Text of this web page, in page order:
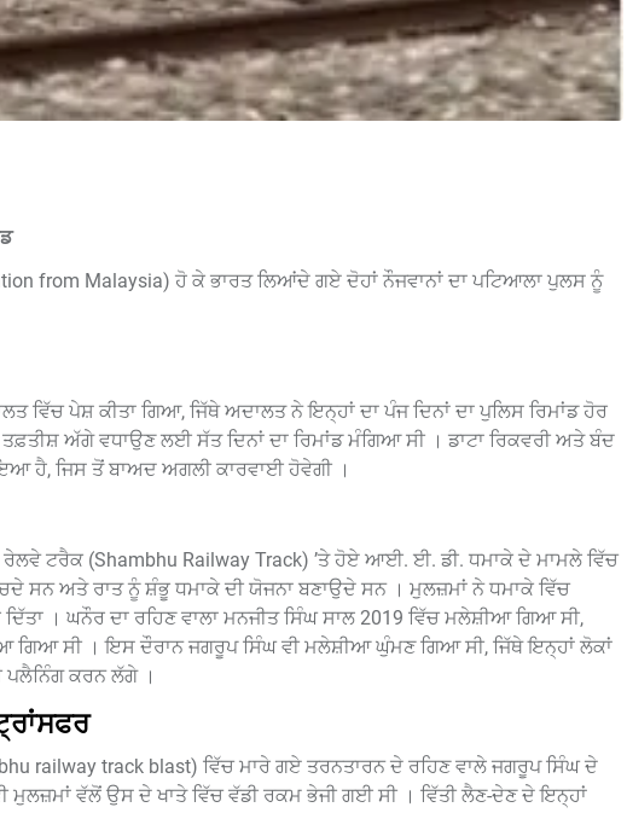
from Malaysia) ਹੋ ਕੇ ਭਾਰਤ ਲਿਆਂਦੇ ਗਏ ਦੋਹਾਂ ਨੌਜਵਾਨਾਂ ਦਾ ਪਟਿਆਲਾ ਪੁਲਸ ਨੂੰ
ਵਿੱਚ ਪੇਸ਼ ਕੀਤਾ ਗਿਆ, ਜਿੱਥੇ ਅਦਾਲਤ ਨੇ ਇਨ੍ਹਾਂ ਦਾ ਪੰਜ ਦਿਨਾਂ ਦਾ ਪੁਲਿਸ ਰਿਮਾਂਡ ਹੋਰ
ਅੱਗੇ ਵਧਾਉਣ ਲਈ ਸੱਤ ਦਿਨਾਂ ਦਾ ਰਿਮਾਂਡ ਮੰਗਿਆ ਸੀ । ਡਾਟਾ ਰਿਕਵਰੀ ਅਤੇ ਬੰਦ
ਹੈ, ਜਿਸ ਤੋਂ ਬਾਅਦ ਅਗਲੀ ਕਾਰਵਾਈ ਹੋਵੇਗੀ ।
ਟਰੈਕ (Shambhu Railway Track) ’ਤੇ ਹੋਏ ਆਈ. ਈ. ਡੀ. ਧਮਾਕੇ ਦੇ ਮਾਮਲੇ ਵਿੱਚ
ਅਤੇ ਰਾਤ ਨੂੰ ਸ਼ੰਭੂ ਧਮਾਕੇ ਦੀ ਯੋਜਨਾ ਬਣਾਉਦੇ ਸਨ । ਮੁਲਜ਼ਮਾਂ ਨੇ ਧਮਾਕੇ ਵਿੱਚ
। ਘਨੌਰ ਦਾ ਰਹਿਣ ਵਾਲਾ ਮਨਜੀਤ ਸਿੰਘ ਸਾਲ 2019 ਵਿੱਚ ਮਲੇਸ਼ੀਆ ਗਿਆ ਸੀ,
ਗਿਆ ਸੀ । ਇਸ ਦੌਰਾਨ ਜਗਰੂਪ ਸਿੰਘ ਵੀ ਮਲੇਸ਼ੀਆ ਘੁੰਮਣ ਗਿਆ ਸੀ, ਜਿੱਥੇ ਇਨ੍ਹਾਂ ਲੋਕਾਂ
ਪਲੈਨਿੰਗ ਕਰਨ ਲੱਗੇ ।
railway track blast) ਵਿੱਚ ਮਾਰੇ ਗਏ ਤਰਨਤਾਰਨ ਦੇ ਰਹਿਣ ਵਾਲੇ ਜਗਰੂਪ ਸਿੰਘ ਦੇ
ਮੁਲਜ਼ਮਾਂ ਵੱਲੋਂ ਉਸ ਦੇ ਖਾਤੇ ਵਿੱਚ ਵੱਡੀ ਰਕਮ ਭੇਜੀ ਗਈ ਸੀ । ਵਿੱਤੀ ਲੈਣ-ਦੇਣ ਦੇ ਇਨ੍ਹਾਂ